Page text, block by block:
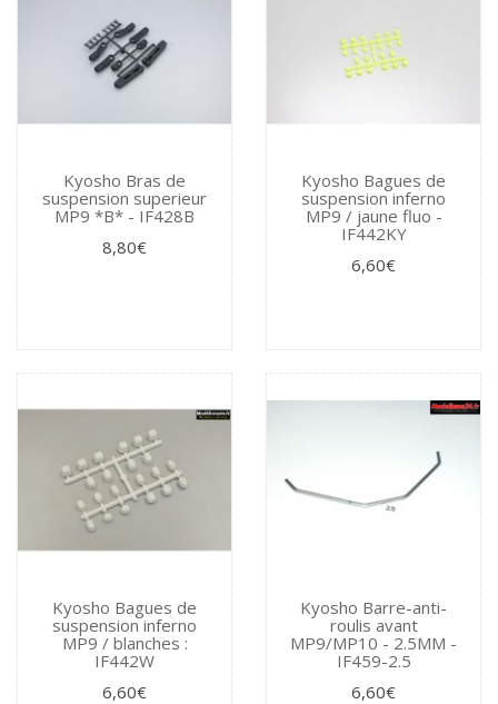
Kyosho Bras de
suspension superieur
MP9 *B* - IF428B
8,80€
Kyosho Bagues de
suspension inferno
MP9 / jaune fluo -
IF442KY
6,60€
Kyosho Bagues de
suspension inferno
MP9 / blanches :
IF442W
6,60€
Kyosho Barre-anti-
roulis avant
MP9/MP10 - 2.5MM -
IF459-2.5
6,60€